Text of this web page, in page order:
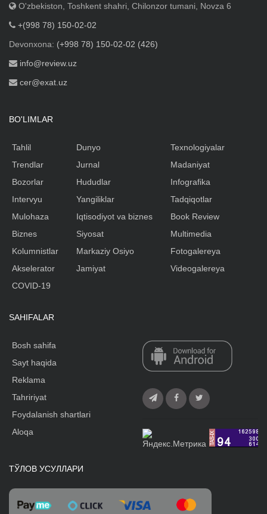
O'zbekiston, Toshkent shahri, Chilonzor tumani, Novza 6
+(998 78) 150-02-02
Devonxona: (+998 78) 150-02-02 (426)
info@review.uz
cer@exat.uz
BO'LIMLAR
Tahlil
Trendlar
Bozorlar
Intervyu
Mulohaza
Biznes
Kolumnistlar
Akselerator
Dunyo
Jurnal
Hududlar
Yangiliklar
Iqtisodiyot va biznes
Siyosat
Markaziy Osiyo
Jamiyat
Texnologiyalar
Madaniyat
Infografika
Tadqiqotlar
Book Review
Multimedia
Fotogalereya
Videogalereya
COVID-19
SAHIFALAR
Bosh sahifa
Sayt haqida
Reklama
Tahririyat
Foydalanish shartlari
Aloqa
ТЎЛОВ УСУЛЛАРИ